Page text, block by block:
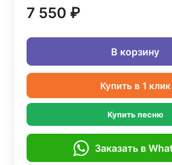
7 550 ₽
В корзину
Купить в 1 клик
Купить песню
Заказать в